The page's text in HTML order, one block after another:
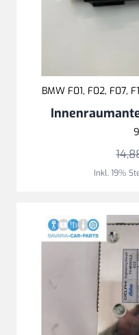
BMW F01, F02, F07,
Inkl. 19%